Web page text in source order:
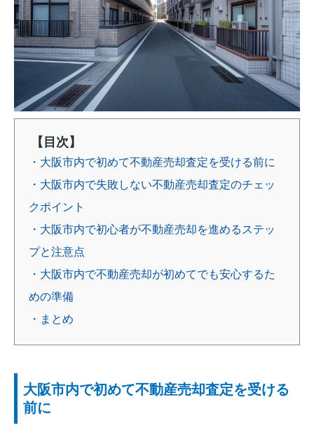
【目次】
・大阪市内で初めて不動産売却査定を受ける前に
・大阪市内で失敗しない不動産売却査定のチェッ
クポイント
・大阪市内で初心者が不動産売却を進めるステッ
プと注意点
・大阪市内で不動産売却が初めてでも安心するた
めの準備
・まとめ
大阪市内で初めて不動産売却査定を受ける
前に